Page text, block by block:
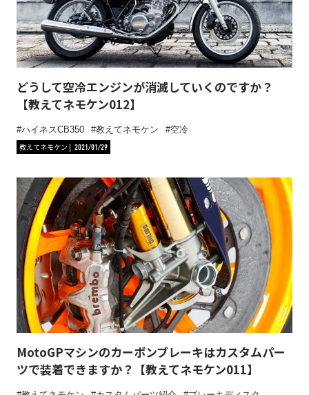
どうして空冷エンジンが消滅していくのですか？
【教えてネモケン012】
ハイネスCB350 教えてネモケン
空冷
教えてネモケン
2021/01/29
MotoGPマシンのカーボンブレーキはカスタムパー
ツで装着できますか？【教えてネモケン011】